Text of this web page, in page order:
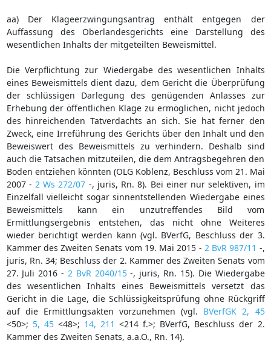
aa) Der Klageerzwingungsantrag enthält entgegen der
Auffassung des Oberlandesgerichts eine Darstellung des
wesentlichen Inhalts der mitgeteilten Beweismittel.
Die Verpflichtung zur Wiedergabe des wesentlichen Inhalts
eines Beweismittels dient dazu, dem Gericht die Überprüfung
der schlüssigen Darlegung des genügenden Anlasses zur
Erhebung der öffentlichen Klage zu ermöglichen, nicht jedoch
des hinreichenden Tatverdachts an sich. Sie hat ferner den
Zweck, eine Irreführung des Gerichts über den Inhalt und den
Beweiswert des Beweismittels zu verhindern. Deshalb sind
auch die Tatsachen mitzuteilen, die dem Antragsbegehren den
Boden entziehen könnten (OLG Koblenz, Beschluss vom 21. Mai
2007 - 2 Ws 272/07 -, juris, Rn. 8). Bei einer nur selektiven, im
Einzelfall vielleicht sogar sinnentstellenden Wiedergabe eines
Beweismittels kann ein unzutreffendes Bild vom
Ermittlungsergebnis entstehen, das nicht ohne Weiteres
wieder berichtigt werden kann (vgl. BVerfG, Beschluss der 3.
Kammer des Zweiten Senats vom 19. Mai 2015 - 2 BvR 987/11 -,
juris, Rn. 34; Beschluss der 2. Kammer des Zweiten Senats vom
27. Juli 2016 - 2 BvR 2040/15-, juris, Rn. 15). Die Wiedergabe
des wesentlichen Inhalts eines Beweismittels versetzt das
Gericht in die Lage, die Schlüssigkeitsprüfung ohne Rückgriff
auf die Ermittlungsakten vorzunehmen (vgl. BVerfGK 2, 45
<50>; 5, 45<48>; 14, 211 <214 f.>; BVerfG, Beschluss der 2.
Kammer des Zweiten Senats, a.a.O., Rn. 14).